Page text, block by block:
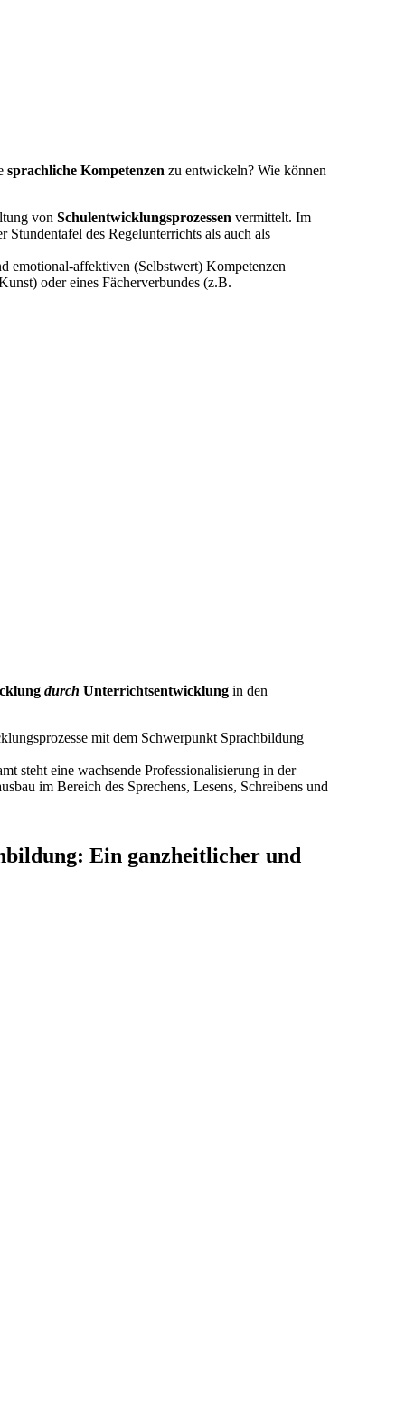
sprachliche Kompetenzen zu entwickeln? Wie können
von Schulentwicklungsprozessen vermittelt. Im
des Regelunterrichts als auch als
emotional-affektiven (Selbstwert) Kompetenzen
oder eines Fächerverbundes (z.B.
durch Unterrichtsentwicklung in den
mit dem Schwerpunkt Sprachbildung
steht eine wachsende Professionalisierung in der
im Bereich des Sprechens, Lesens, Schreibens und
Ein ganzheitlicher und